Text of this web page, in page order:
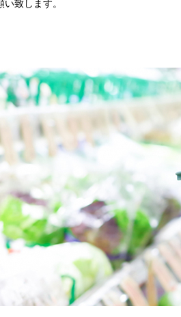
致します。